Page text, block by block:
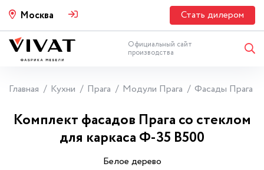
Москва Стать дилером
Официальный сайт
производства
Главная Кухни Прага Модули Прага Фасады Прага
Комплект фасадов Прага со стеклом
для каркаса Ф-35 В500
Белое дерево